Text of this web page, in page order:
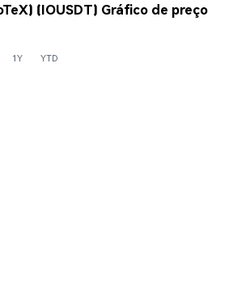
(IOUSDT) Gráfico de preço
1Y YTD